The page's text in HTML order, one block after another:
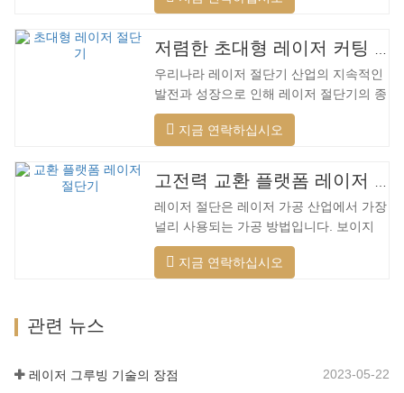
나은 품질 및 더 낮은 비용을 적용할 수 있
습니다. 저전력에서 고출력 레이저 범위까
지. 레이저 헤드는 자동으로 장애물을 피
할 수 있습니다. 레이저 헤드는 높은 동적
반응을 수행하고 장애물을 사전에 예측하
며 레이저 헤드를 최대한 보호할 수 있습
미늄 합금은 가볍고 강한 강성을 갖고 있
어 가공 시…
우리나라 레이저 절단기 산업의 지속적인
발전과 성장으로 인해 레이저 절단기의 종
류가 점점 더 많아지고 있으며 레이저 절
단기의 모델이 지속적으로 풍부해지고 있
는 제품의 품질이 지속적으로 향상되고 있
습니다. 개선. 국내 레이저 절단기의 연구
개발 및 생산에서 큰 진전이 이루어졌습니
다. 강력한 R&D 역량과 우수한 제품 품질
을 갖춘 Lin Laser는 전국에 기반을 두고
세계를 바라보고 있습니다. 절단기 형식에
지금 연락하십시오
레이저 절단은 레이저 가공 산업에서 가장
널리 사용되는 가공 방법입니다. 보이지
않는 빔은 전통적인 기계식 칼을 대체하며
절단 패턴, 자동 조판, 재료 절약, 부드러
가 짧으며 생산 구성이 쉽고 열 민감도가
지금 연락하십시오
관련 뉴스
레이저 그루빙 기술의 장점 2023-05-22